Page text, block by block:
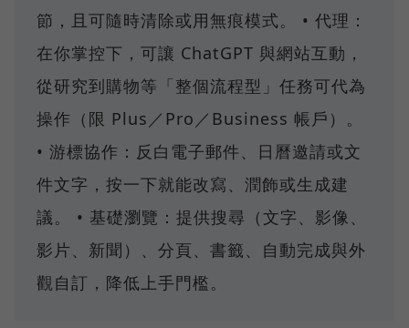
節，且可隨時清除或用無痕模式。 • 代理：
在你掌控下，可讓 ChatGPT 與網站互動，
從研究到購物等「整個流程型」任務可代為
操作（限 Plus／Pro／Business 帳戶）。
• 游標協作：反白電子郵件、日曆邀請或文
件文字，按一下就能改寫、潤飾或生成建
議。 • 基礎瀏覽：提供搜尋（文字、影像、
影片、新聞）、分頁、書籤、自動完成與外
觀自訂，降低上手門檻。